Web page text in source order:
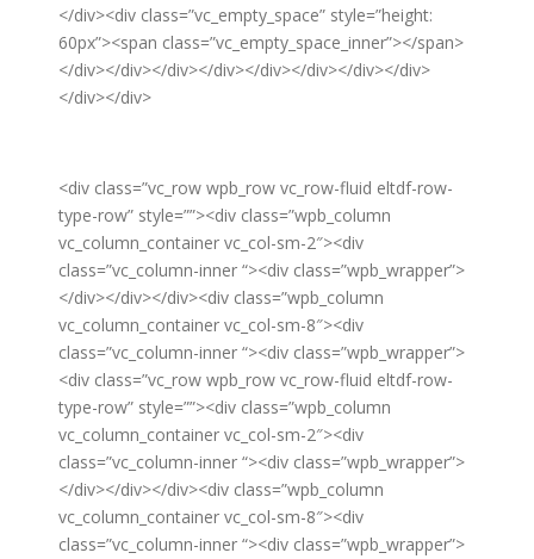
</div><div class=”vc_empty_space” style=”height:
60px”><span class=”vc_empty_space_inner”></span>
</div></div></div></div></div></div></div></div>
</div></div>
<div class=”vc_row wpb_row vc_row-fluid eltdf-row-
type-row” style=””><div class=”wpb_column
vc_column_container vc_col-sm-2″><div
class=”vc_column-inner “><div class=”wpb_wrapper”>
</div></div></div><div class=”wpb_column
vc_column_container vc_col-sm-8″><div
class=”vc_column-inner “><div class=”wpb_wrapper”>
<div class=”vc_row wpb_row vc_row-fluid eltdf-row-
type-row” style=””><div class=”wpb_column
vc_column_container vc_col-sm-2″><div
class=”vc_column-inner “><div class=”wpb_wrapper”>
</div></div></div><div class=”wpb_column
vc_column_container vc_col-sm-8″><div
class=”vc_column-inner “><div class=”wpb_wrapper”>